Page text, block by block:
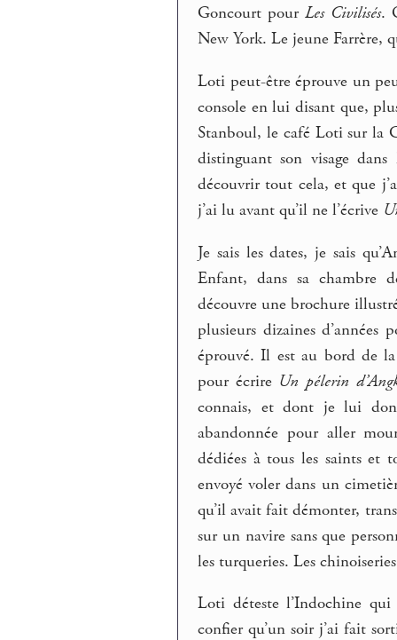
Goncourt pour Les Civilisés.
New York. Le jeune Farrère,
Loti peut-être éprouve un
console en lui disant que,
Stanboul, le café Loti sur la
distinguant son visage
découvrir tout cela, et que
j’ai lu avant qu’il ne l’écrive
Je sais les dates, je sais
Enfant, dans sa chambre
découvre une brochure
plusieurs dizaines
éprouvé. Il est au bord de la
pour écrire Un pélerin
connais, et dont je lui
abandonnée pour aller
dédiées à tous les saints et
envoyé voler dans un
qu’il avait fait démonter,
sur un navire sans que
les turqueries. Les
Loti déteste l’Indochine
confier qu’un soir j’ai fait